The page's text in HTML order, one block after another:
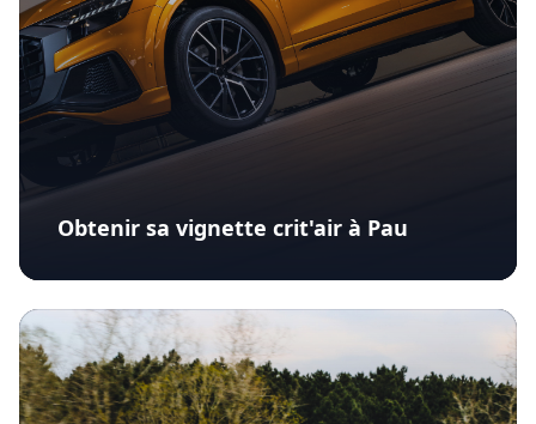
Obtenir sa vignette crit'air à Pau